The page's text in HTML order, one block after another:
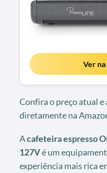
Ver
Confira o preço atual
diretamente na
Acafeteira espresso
127Vé um
experiência mais rica